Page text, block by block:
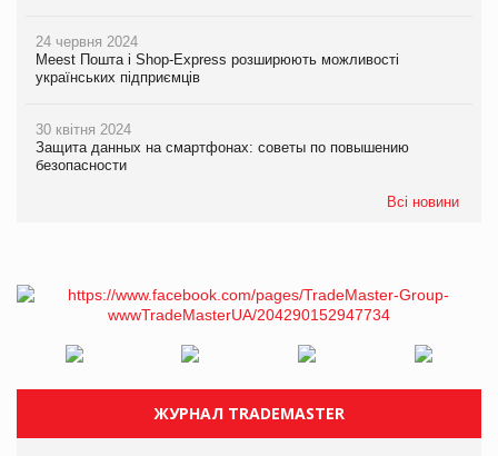
24 червня 2024
Meest Пошта і Shop-Express розширюють можливості
українських підприємців
30 квітня 2024
Защита данных на смартфонах: советы по повышению
безопасности
Всі новини
ЖУРНАЛ TRADEMASTER